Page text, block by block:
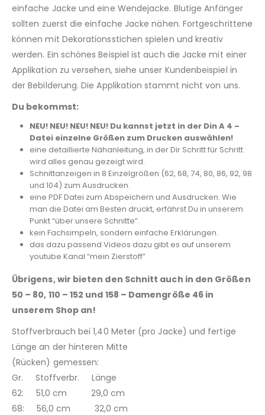
einfache Jacke und eine Wendejacke. Blutige Anfänger
sollten zuerst die einfache Jacke nähen. Fortgeschrittene
können mit Dekorationsstichen spielen und kreativ
werden. Ein schönes Beispiel ist auch die Jacke mit einer
Applikation zu versehen, siehe unser Kundenbeispiel in
der Bebilderung. Die Applikation stammt nicht von uns.
Du bekommst:
NEU! NEU! NEU! NEU! Du kannst jetzt in der Din A 4 –
Datei einzelne Größen zum Drucken auswählen!
eine detaillierte Nähanleitung, in der Dir Schritt für Schritt
wird alles genau gezeigt wird.
Schnittanzeigen in 8 Einzelgrößen (62, 68, 74, 80, 86, 92, 98
und 104) zum Ausdrucken.
eine PDF Datei zum Abspeichern und Ausdrucken. Wie
man die Datei am Besten druckt, erfährst Du in unserem
Punkt “über unsere Schnitte”.
kein Fachsimpeln, sondern einfache Erklärungen.
das dazu passend Videos dazu gibt es auf unserem
youtube Kanal “mein Zierstoff”
Übrigens, wir bieten den Schnitt auch in den Größen
50 – 80, 110 – 152 und 158 – Damengröße 46 in
unserem Shop an!
Stoffverbrauch bei 1,40 Meter (pro Jacke) und fertige
Länge an der hinteren Mitte
(Rücken) gemessen:
Gr. Stoffverbr. Länge
62: 51,0 cm 29,0 cm
68: 56,0 cm 32,0 cm